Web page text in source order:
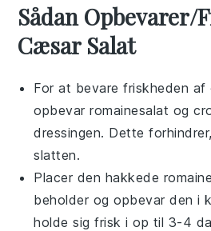
Sådan Opbevarer/
Cæsar Salat
For at bevare friskheden
opbevarromainesalat og
dressingen. Dette
slatten.
Placer den hakkede
beholder og opbevar den i
holde sig frisk i op til 3-4